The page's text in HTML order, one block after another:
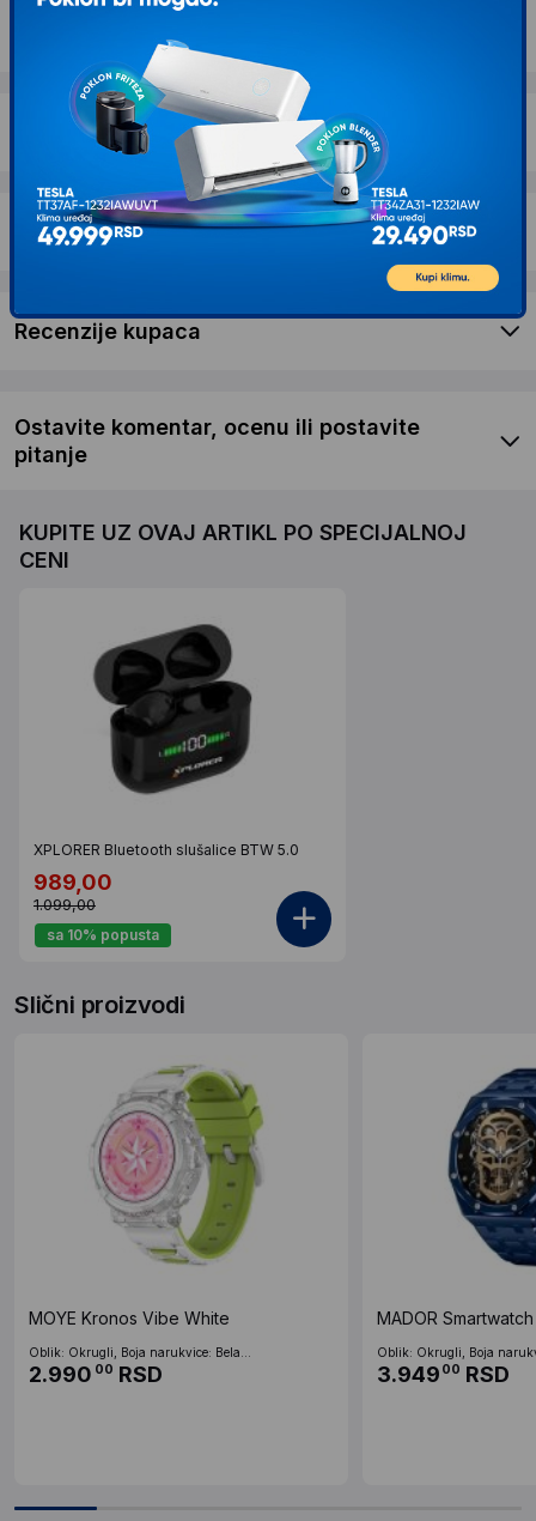
Opis proizvoda HUAWEI Watch GT 6 41mm
Dostava i povrat
Garancija
Recenzije kupaca
Ostavite komentar, ocenu ili postavite
pitanje
KUPITE UZ OVAJ ARTIKL PO SPECIJALNOJ
CENI
XPLORER Bluetooth slušalice BTW 5.0
989,00
1.099,00
sa 10% popusta
Slični proizvodi
MOYE Kronos Vibe White
Oblik: Okrugli, Boja narukvice: Bela...
2.990 00 RSD
MADOR
Oblik: Okrugli, Boja
3.949 00 RSD